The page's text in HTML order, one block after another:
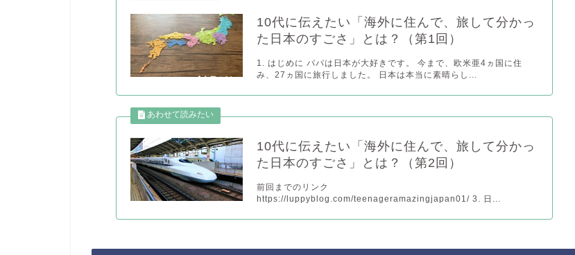
10代に伝えたい「海外に住んで、旅して分かっ
た日本のすごさ」とは？（第1回）
1. はじめに パパは日本が大好きです。 今まで、欧米亜4ヵ国に住
み、27ヵ国に旅行しました。 日本は本当に素晴らし...
10代に伝えたい「海外に住んで、旅して分かっ
た日本のすごさ」とは？（第2回）
前回までのリンク
https://luppyblog.com/teenageramazingjapan01/ 3. 日...